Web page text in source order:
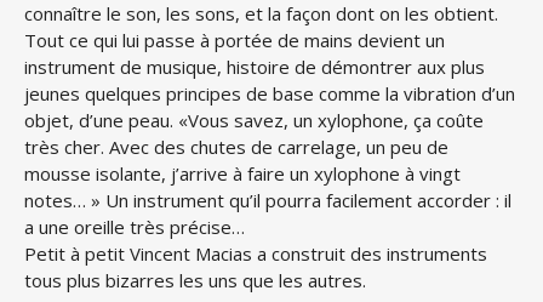
connaître le son, les sons, et la façon dont on les obtient.
Tout ce qui lui passe à portée de mains devient un
instrument de musique, histoire de démontrer aux plus
jeunes quelques principes de base comme la vibration d’un
objet, d’une peau. «Vous savez, un xylophone, ça coûte
très cher. Avec des chutes de carrelage, un peu de
mousse isolante, j’arrive à faire un xylophone à vingt
notes… » Un instrument qu’il pourra facilement accorder : il
a une oreille très précise…
Petit à petit Vincent Macias a construit des instruments
tous plus bizarres les uns que les autres.